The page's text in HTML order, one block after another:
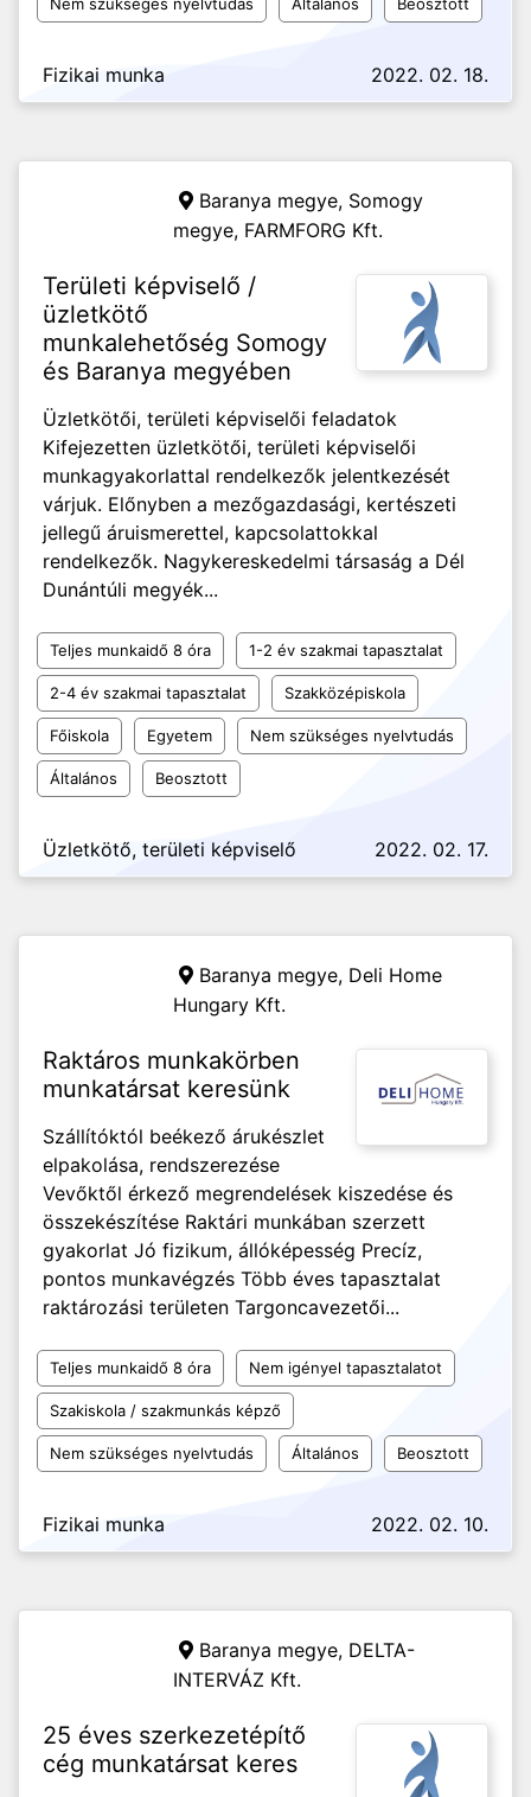
Fizikai munka 2022. 02. 18.
Baranya megye, Somogy
megye, FARMFORG Kft.
Területi képviselő /
üzletkötő
munkalehetőség Somogy
és Baranya megyében
Üzletkötői, területi képviselői feladatok
Kifejezetten üzletkötői, területi képviselői
munkagyakorlattal rendelkezők jelentkezését
várjuk. Előnyben a mezőgazdasági, kertészeti
jellegű áruismerettel, kapcsolattokkal
rendelkezők. Nagykereskedelmi társaság a Dél
Dunántúli megyék...
Teljes munkaidő 8 óra 1-2 év szakmai tapasztalat
2-4 év szakmai tapasztalat Szakközépiskola
Főiskola Egyetem Nem szükséges nyelvtudás
Általános Beosztott
Üzletkötő, területi képviselő 2022. 02. 17.
Baranya megye, Deli Home
Hungary Kft.
Raktáros munkakörben
munkatársat keresünk
Szállítóktól beékező árukészlet
elpakolása, rendszerezése
Vevőktől érkező megrendelések kiszedése és
összekészítése Raktári munkában szerzett
gyakorlat Jó fizikum, állóképesség Precíz,
pontos munkavégzés Több éves tapasztalat
raktározási területen Targoncavezetői...
Teljes munkaidő 8 óra Nem igényel tapasztalatot
Szakiskola / szakmunkás képző
Nem szükséges nyelvtudás Általános Beosztott
Fizikai munka 2022. 02. 10.
Baranya megye, DELTA-
INTERVÁZ Kft.
25 éves szerkezetépítő
cég munkatársat keres